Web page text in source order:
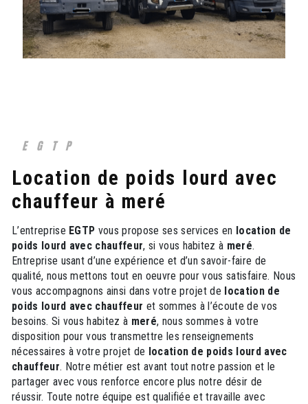
EGTP
location de poids lourd avec
chauffeur à meré
L’entreprise EGTP vous propose ses services en location de
poids lourd avec chauffeur, si vous habitez à meré.
Entreprise usant d’une expérience et d’un savoir-faire de
qualité, nous mettons tout en oeuvre pour vous satisfaire. Nous
vous accompagnons ainsi dans votre projet de location de
poids lourd avec chauffeur et sommes à l’écoute de vos
besoins. Si vous habitez à meré, nous sommes à votre
disposition pour vous transmettre les renseignements
nécessaires à votre projet de location de poids lourd avec
chauffeur. Notre métier est avant tout notre passion et le
partager avec vous renforce encore plus notre désir de
réussir. Toute notre équipe est qualifiée et travaille avec